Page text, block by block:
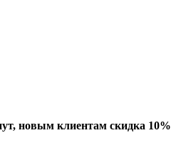
новым клиентам скидка 10%